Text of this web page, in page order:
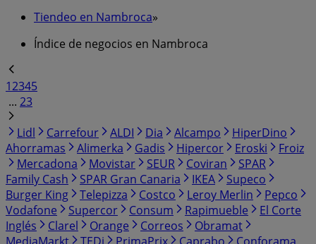
Tiendeo en Nambroca»
Índice de negocios en Nambroca
12345
... 23
Lidl
Carrefour ALDI Dia Alcampo
HiperDino
Ahorramas
Alimerka Gadis Hipercor Eroski
Froiz
Mercadona
Movistar SEUR Coviran
SPAR
Family Cash
SPAR Gran Canaria IKEA
Supeco
Burger King
Telepizza Costco Leroy Merlin
Pepco
Vodafone
Supercor Consum Rapimueble
El Corte
Inglés
Clarel Orange Correos
Obramat